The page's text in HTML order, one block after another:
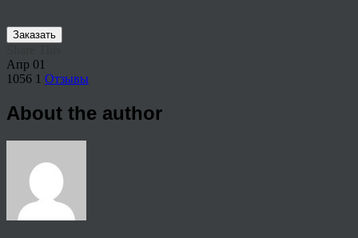
Заказать
Апр 01
1056 1 Отзывы
About the author